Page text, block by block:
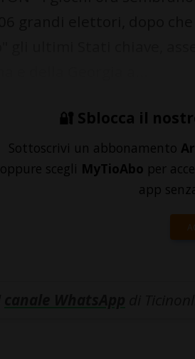
🔐 Sblocca il
Sottoscrivi un abbonamento
oppure scegli MyTioAbo per
app